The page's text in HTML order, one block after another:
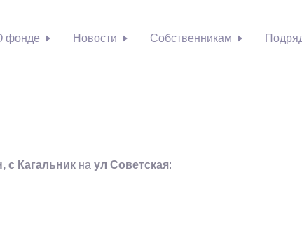
фонде Новости Собственникам
с Кагальник на ул Советская: